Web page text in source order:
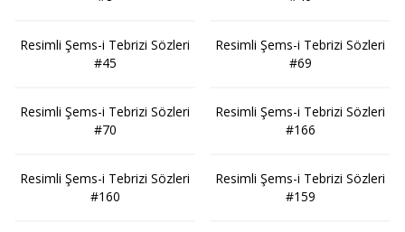
Resimli Şems-i Tebrizi Sözleri
#45
Resimli Şems-i Tebrizi Sözleri
#70
Resimli Şems-i Tebrizi Sözleri
#160
Resimli Şems-i Tebrizi Sözleri
#69
Resimli Şems-i Tebrizi Sözleri
#166
Resimli Şems-i Tebrizi Sözleri
#159